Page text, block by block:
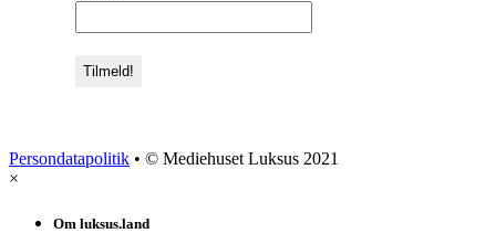
Persondatapolitik • © Mediehuset Luksus 2021
×
Om luksus.land